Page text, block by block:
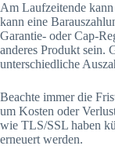
Am Laufzeitende
kann eine
Garantie- oder Cap-
anderes Produkt sein.
unterschiedliche
Beachte immer die
um Kosten oder
wie TLS/SSL haben
erneuert werden.